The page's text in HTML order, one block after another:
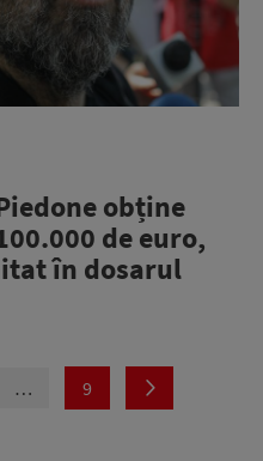
obține
de euro,
în dosarul
… 9